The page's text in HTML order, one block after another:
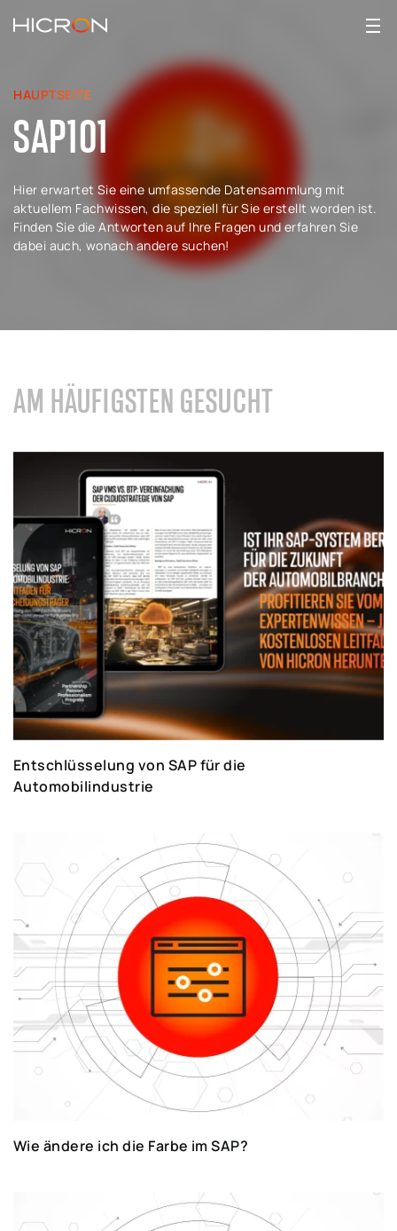
HAUPTSEITE
SAP101
Hier erwartet Sie eine umfassende Datensammlung mit
aktuellem Fachwissen, die speziell für Sie erstellt worden ist.
Finden Sie die Antworten auf Ihre Fragen und erfahren Sie
dabei auch, wonach andere suchen!
AM HÄUFIGSTEN GESUCHT
Entschlüsselung von SAP für die
Automobilindustrie
Wie ändere ich die Farbe im SAP?